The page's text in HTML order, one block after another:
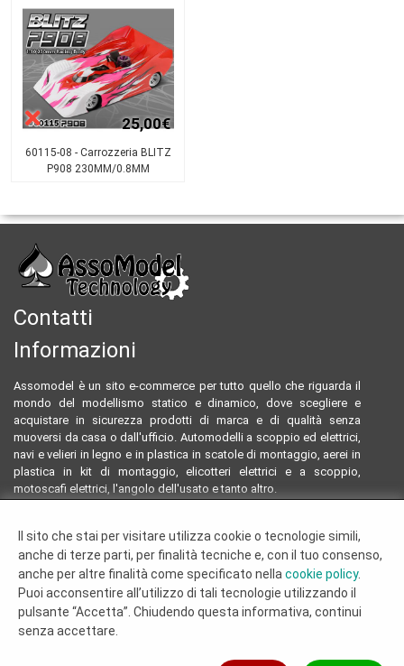
Il sito che stai per visitare utilizza cookie o tecnologie simili,
anche di terze parti, per finalità tecniche e, con il tuo consenso,
anche per altre finalità come specificato nella cookie policy.
Puoi acconsentire all’utilizzo di tali tecnologie utilizzando il
pulsante “Accetta”. Chiudendo questa informativa, continui
senza accettare.
25,00€
60115-08 - Carrozzeria BLITZ
P908 230MM/0.8MM
Contatti
Informazioni
Assomodel è un sito e-commerce per tutto quello che riguarda il
mondo del modellismo statico e dinamico, dove scegliere e
acquistare in sicurezza prodotti di marca e di qualità senza
muoversi da casa o dall'ufficio. Automodelli a scoppio ed elettrici,
navi e velieri in legno e in plastica in scatole di montaggio, aerei in
plastica in kit di montaggio, elicotteri elettrici e a scoppio,
motoscafi elettrici, l'angolo dell'usato e tanto altro.
Tel:0922804761 - 3293096230
Termini e condizioni
Dove siamo
Chi siamo
Cookie Policy
© 2019 - 2026 Assomodel Tecnology di Russo Alessia, PIVA